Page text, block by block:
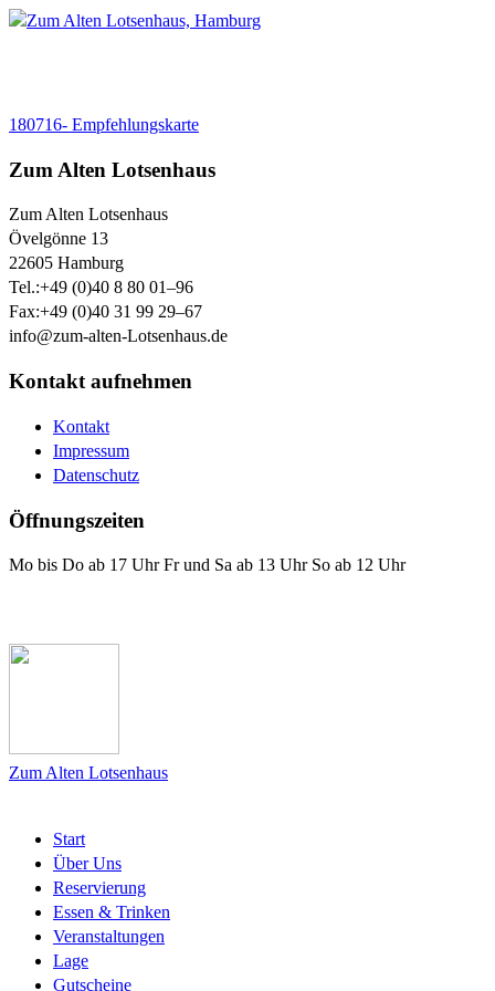
180716- Empfehlungskarte
Zum Alten Lotsenhaus
Zum Alten Lotsenhaus
Övelgönne 13
22605 Hamburg
Tel.:+49 (0)40 8 80 01–96
Fax:+49 (0)40 31 99 29–67
info@zum-alten-Lotsenhaus.de
Kontakt aufnehmen
Kontakt
Impressum
Datenschutz
Öffnungszeiten
Mo bis Do ab 17 Uhr Fr und Sa ab 13 Uhr So ab 12 Uhr
Zum Alten Lotsenhaus
Start
Über Uns
Reservierung
Essen & Trinken
Veranstaltungen
Lage
Gutscheine